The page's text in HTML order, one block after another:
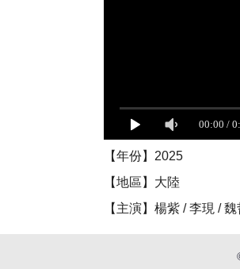
【年份】2025
【地區】大陸
【主演】楊紫 / 李現 /